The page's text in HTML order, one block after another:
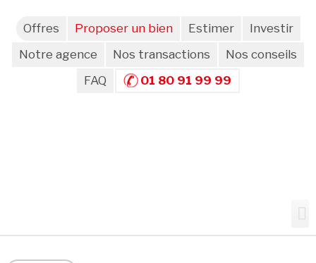
Offres Proposer un bien Estimer
Investir
Notre agence
Nos transactions
Nos conseils
FAQ
01 80 91 99 99